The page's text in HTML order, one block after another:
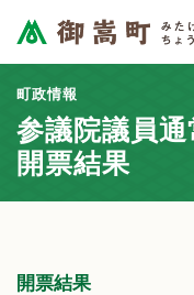
町政情報
参議院議員
開票結果
開票結果